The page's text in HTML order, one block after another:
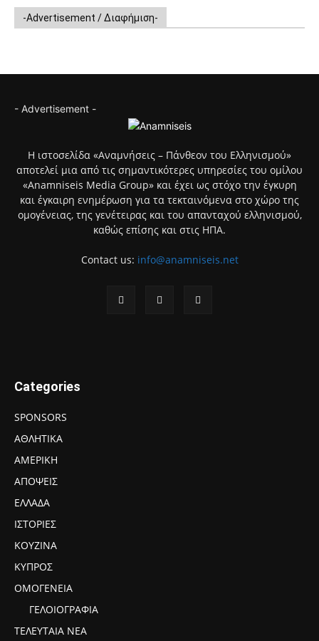
-Advertisement / Διαφήμιση-
- Advertisement -
Η ιστοσελίδα «Αναμνήσεις – Πάνθεον του Ελληνισμού»
αποτελεί μια από τις σημαντικότερες υπηρεσίες του ομίλου
«Anamniseis Media Group» και έχει ως στόχο την έγκυρη
και έγκαιρη ενημέρωση για τα τεκταινόμενα στο χώρο της
ομογένειας, της γενέτειρας και του απανταχού ελληνισμού,
καθώς επίσης και στις ΗΠΑ.
Contact us: info@anamniseis.net
Categories
SPONSORS
ΑΘΛΗΤΙΚΑ
ΑΜΕΡΙΚΗ
ΑΠΟΨΕΙΣ
ΕΛΛΑΔΑ
ΙΣΤΟΡΙΕΣ
ΚΟΥΖΙΝΑ
ΚΥΠΡΟΣ
ΟΜΟΓΕΝΕΙΑ
ΓΕΛΟΙΟΓΡΑΦΙΑ
ΤΕΛΕΥΤΑΙΑ ΝΕΑ